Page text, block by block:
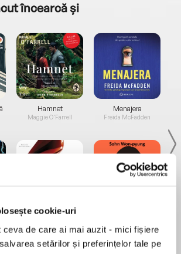
cookie-uri
ceva de care ai mai auzit - mici fișiere
setărilor și preferințelor tale pe
încearcă și
Hamnet
Maggie O'Farrell
Diavolul se îmbracă de
Lauren Weisberger
Menajera
Freida McFadden
Sohn Won-pyung